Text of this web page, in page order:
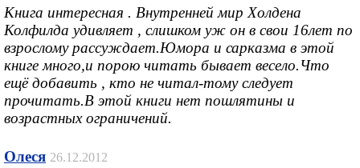
Книга интересная . Внутренней мир Холдена
Колфилда удивляет , слишком уж он в свои 16лет по
взрослому рассуждает.Юмора и сарказма в этой
книге много,и порою читать бывает весело.Что
ещё добавить , кто не читал-тому следует
прочитать.В этой книги нет пошлятины и
возрастных ограничений.
Олеся 26.12.2012